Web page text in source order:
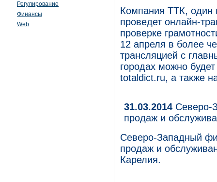
Регулирование
Финансы
Web
Компания ТТК, один
проведет онлайн-
проверке
12 апреля в более
трансляцией с
городах можно
totaldict.ru, а также
31.03.2014 Северо-
продаж и
Северо-Западный
продаж и
Карелия.